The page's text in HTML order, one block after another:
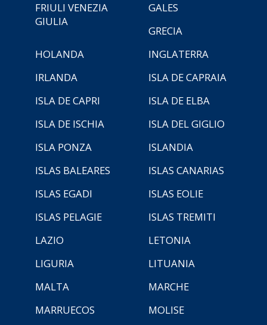
FRIULI VENEZIA
GIULIA
GALES
GRECIA
HOLANDA
INGLATERRA
IRLANDA
ISLA DE CAPRAIA
ISLA DE CAPRI
ISLA DE ELBA
ISLA DE ISCHIA
ISLA DEL GIGLIO
ISLA PONZA
ISLANDIA
ISLAS BALEARES
ISLAS CANARIAS
ISLAS EGADI
ISLAS EOLIE
ISLAS PELAGIE
ISLAS TREMITI
LAZIO
LETONIA
LIGURIA
LITUANIA
MALTA
MARCHE
MARRUECOS
MOLISE